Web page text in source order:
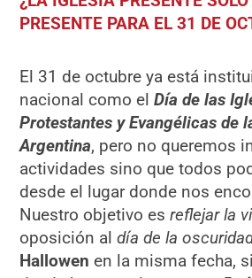
PRESENTE PARA EL 31 DE
El 31 de octubre ya está
nacional como elDía de las
Protestantes y Evangélicas de
Argentina, pero no queremos
actividades sino que todos
desde el lugar donde nos
Nuestro objetivo esreflejar la
oposición aldía de la
Hallowen en la misma fecha,